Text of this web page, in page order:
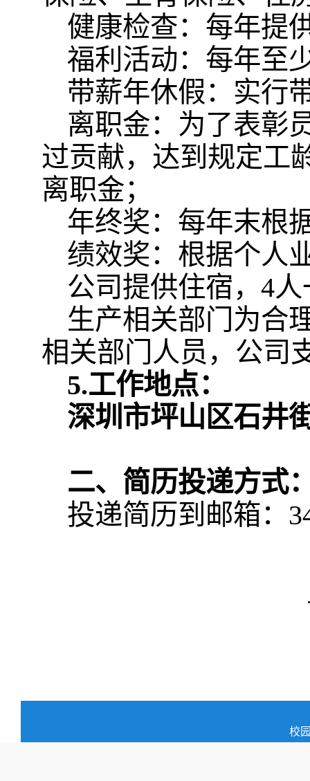
健康检查：每年提
福利活动：每年至
带薪年休假：实行
离职金：为了表彰
过贡献，达到规定工
离职金；
年终奖：每年末根
绩效奖：根据个人
公司提供住宿，4
生产相关部门为合
相关部门人员，公司
5.工作地点：
深圳市坪山区石井
二、简历投递方式
投递简历到邮箱：
校